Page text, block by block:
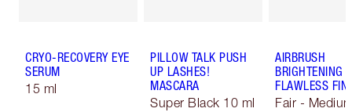
CRYO-RECOVERY EYE
SERUM
15 ml
PILLOW TALK PUSH
UP LASHES!
MASCARA
Super Black 10 ml
AIRBRUSH
BRIGHTENING
FLAWLESS
Fair -